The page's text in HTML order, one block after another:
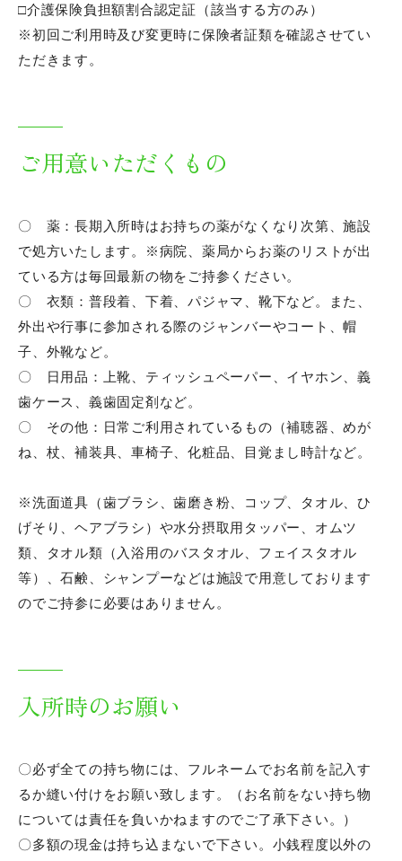
介護職員等処遇改善加算の取得状況
介護老人保健施設とは
全国老人保健施設協会
ROKENくん マスコットキャラクター
リハビリテーションについて
ご利用について
入所
通所リハビリ体験利用
ご利用料金
資料請求
各職種の紹介
看護職
介護助手
リハビリテーション職
□介護保険負担額割合認定証（該当する方のみ）
※初回ご利用時及び変更時に保険者証類を確認させてい
ただきます。
ご用意いただくもの
〇 薬：長期入所時はお持ちの薬がなくなり次第、施設
で処方いたします。※病院、薬局からお薬のリストが出
ている方は毎回最新の物をご持参ください。
〇 衣類：普段着、下着、パジャマ、靴下など。また、
外出や行事に参加される際のジャンバーやコート、帽
子、外靴など。
〇 日用品：上靴、ティッシュペーパー、イヤホン、義
歯ケース、義歯固定剤など。
〇 その他：日常ご利用されているもの（補聴器、めが
ね、杖、補装具、車椅子、化粧品、目覚まし時計など。
※洗面道具（歯ブラシ、歯磨き粉、コップ、タオル、ひ
げそり、ヘアブラシ）や水分摂取用タッパー、オムツ
類、タオル類（入浴用のバスタオル、フェイスタオル
等）、石鹸、シャンプーなどは施設で用意しております
のでご持参に必要はありません。
入所時のお願い
〇必ず全ての持ち物には、フルネームでお名前を記入す
るか縫い付けをお願い致します。（お名前をない持ち物
については責任を負いかねますのでご了承下さい。）
〇多額の現金は持ち込まないで下さい。小銭程度以外の